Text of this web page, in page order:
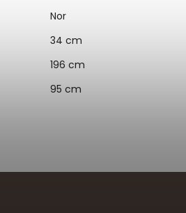
Nor
34 cm
196 cm
95 cm